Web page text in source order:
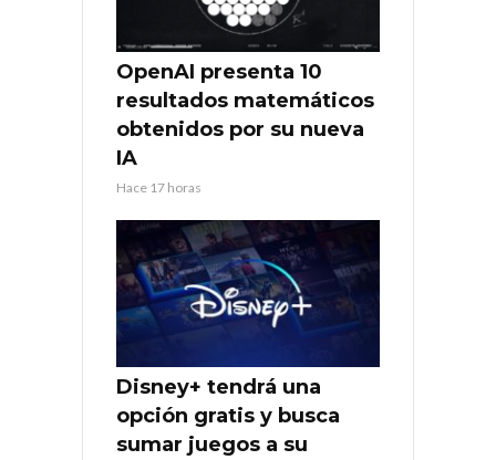
OpenAI presenta 10
resultados matemáticos
obtenidos por su nueva
IA
Hace 17 horas
Disney+ tendrá una
opción gratis y busca
sumar juegos a su